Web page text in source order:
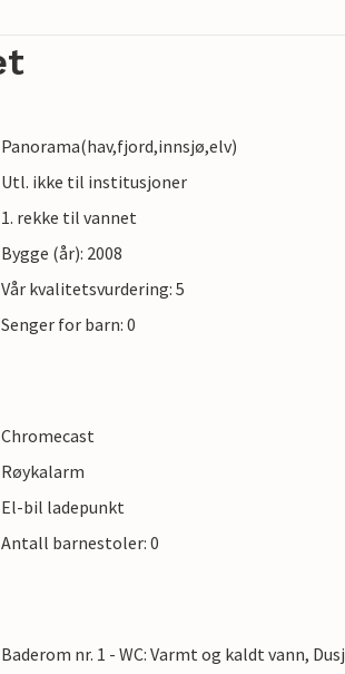
Panorama(hav,fjord,innsjø,elv)
Utl. ikke til institusjoner
1. rekke til vannet
Bygge (år): 2008
Vår kvalitetsvurdering: 5
Senger for barn: 0
Chromecast
Røykalarm
El-bil ladepunkt
Antall barnestoler: 0
Baderom nr. 1 - WC: Varmt og kaldt vann, Dusj